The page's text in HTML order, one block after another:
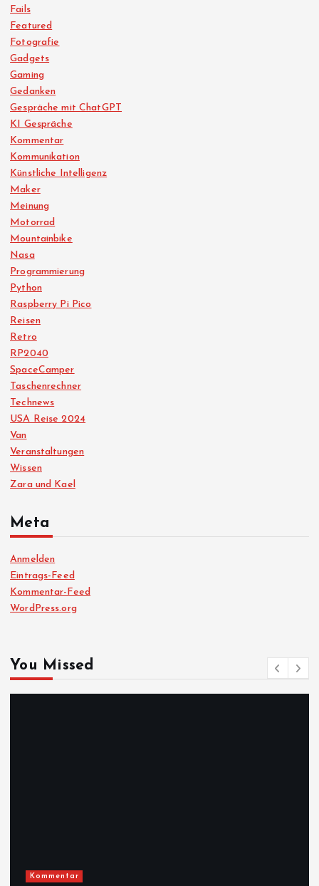
Fails
Featured
Fotografie
Gadgets
Gaming
Gedanken
Gespräche mit ChatGPT
KI Gespräche
Kommentar
Kommunikation
Künstliche Intelligenz
Maker
Meinung
Motorrad
Mountainbike
Nasa
Programmierung
Python
Raspberry Pi Pico
Reisen
Retro
RP2040
SpaceCamper
Taschenrechner
Technews
USA Reise 2024
Van
Veranstaltungen
Wissen
Zara und Kael
Meta
Anmelden
Eintrags-Feed
Kommentar-Feed
WordPress.org
You Missed